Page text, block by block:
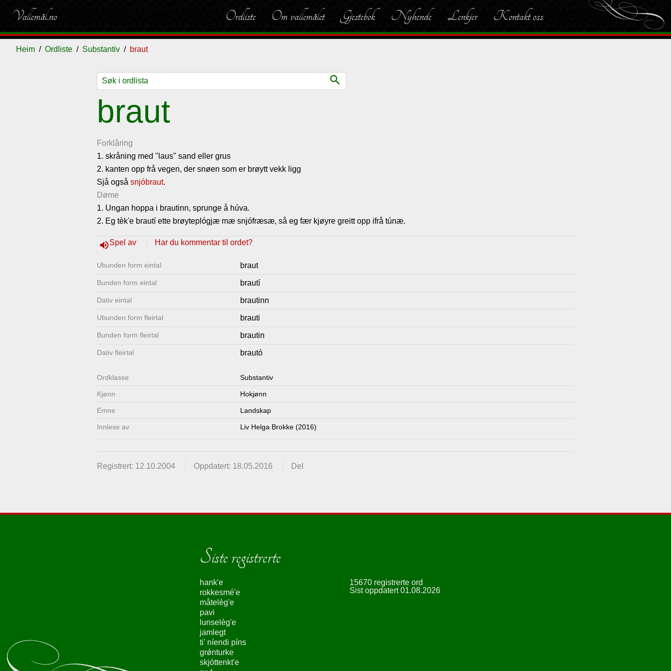
Vallemål.no Ordliste Om vallemålet Gjestebok Nyhende Lenkjer Kontakt oss
Heim Ordliste Substantiv braut
search
braut
Forklåring
1. skråning med "laus" sand eller grus
2. kanten opp frå vegen, der snøen som er brøytt vekk ligg
Sjå også snjóbraut.
Døme
1. Ungan hoppa i brautinn, sprunge å húva.
2. Eg tèk'e brautí ette brøyteplógjæ mæ snjófræsæ, så eg fær kjøyre greitt opp ifrå túnæ.
volume_upSpel av Har du kommentar til ordet?
Ubunden form eintal braut
Bunden form eintal brautí
Dativ eintal brautinn
Ubunden form fleirtal brauti
Bunden form fleirtal brautin
Dativ fleirtal brautó
Ordklasse Substantiv
Kjønn Hokjønn
Emne Landskap
Innlese av Liv Helga Brokke (2016)
Registrert: 12.10.2004 Oppdatert: 18.05.2016 Del
Siste registrerte
hank'e
rokkesmé'e
måtelèg'e
pavi
lunselèg'e
jamlegt
ti' níendi píns
grǿnturke
skjóttenkt'e
15670 registrerte ord
Sist oppdatert 01.08.2026